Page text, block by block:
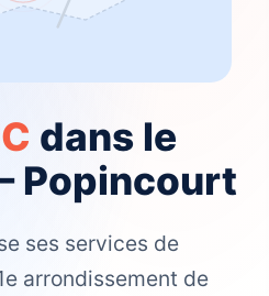
dans le
Popincourt
ses services de
arrondissement de